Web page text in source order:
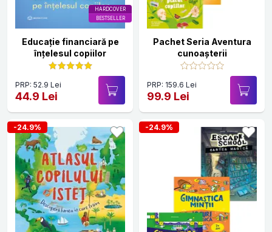
HARDCOVER
BESTSELLER
Educație financiară pe
înțelesul copiilor
PRP: 52.9 Lei
44.9 Lei
Pachet Seria Aventura
cunoașterii
PRP: 159.6 Lei
99.9 Lei
-24.9% -24.9%